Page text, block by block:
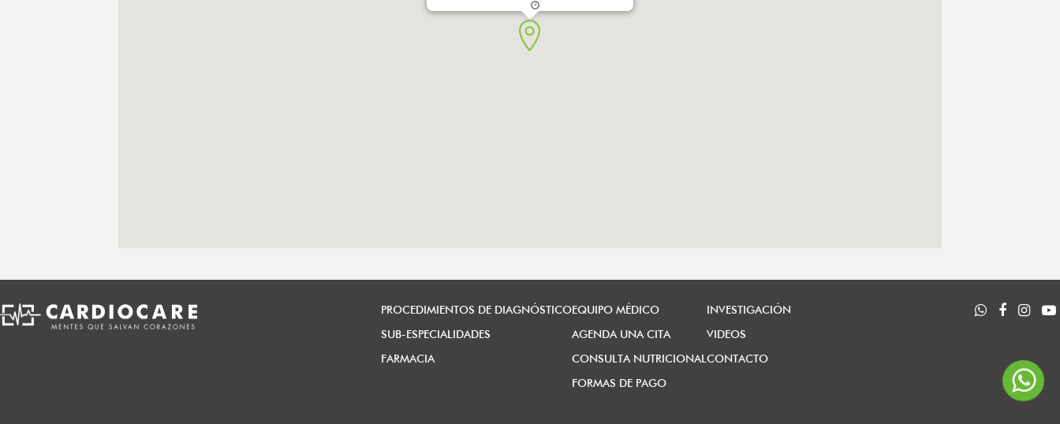
PROCEDIMIENTOS DE DIAGNÓSTICO
SUB-ESPECIALIDADES
FARMACIA
EQUIPO MÉDICO
AGENDA UNA CITA
CONSULTA NUTRICIONAL
FORMAS DE PAGO
INVESTIGACIÓN
VIDEOS
CONTACTO